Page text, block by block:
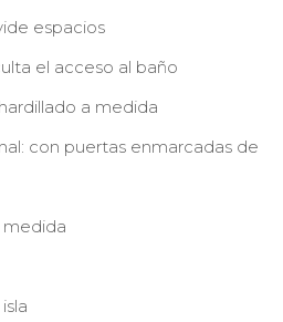
espacios
el acceso al baño
a medida
con puertas enmarcadas de